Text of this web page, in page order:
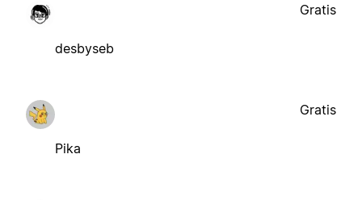
desbyseb
Gratis
Pika
Gratis